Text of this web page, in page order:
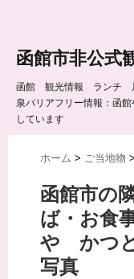
函館市非公式
函館 観光情報 ランチ
泉バリアフリー情報：函
しています
ホーム > ご当地物 >
函館市の
ば・お食
や かつ
写真